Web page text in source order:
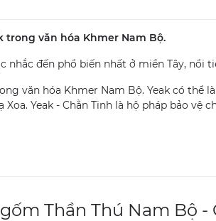
trong văn hóa Khmer Nam Bộ.
đến phổ biến nhất ở miền Tây, nổi
văn hóa Khmer Nam Bộ. Yeak có thể
Yeak - Chằn Tinh là hộ pháp bảo vệ
Thần Thú Nam Bộ -